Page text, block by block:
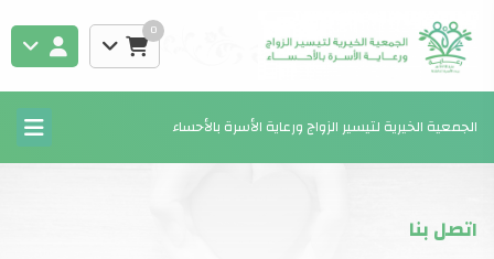
0
الجمعية الخيرية لتيسير الزواج ورعاية الأسرة بالأحساء
اتصل بنا